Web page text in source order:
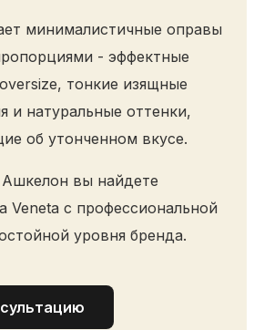
минималистичные оправы
- эффектные
тонкие изящные
и натуральные оттенки,
об утонченном вкусе.
вы найдете
Veneta с профессиональной
уровня бренда.